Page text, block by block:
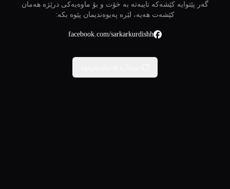
گەر پێتوایە کێشەکە تایبەتە بە خۆت و بۆ ماوەیەکی درێژە هەمان
کێشەت هەیە، لێرە پەیوەندیمان پێوە بکە:
facebook.com/sarkarkurdishh